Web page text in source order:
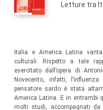
Letture tra
Italia e America Latina
culturali. Rispetto a tale
esercitato dall’opera di
Novecento, infatti,
pensatore sardo è stata
America Latina. E in entrambi
molti studi, accompagnati da